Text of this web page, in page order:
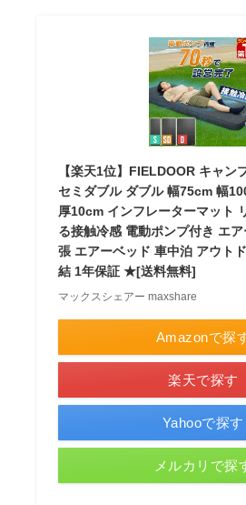
【楽天1位】FIELDOOR キャン
セミダブル ダブル 幅75cm 幅
厚10cm インフレーターマット
る接触冷感 電動ポンプ付き エ
張 エアーベッド 車中泊 アウト
結 1年保証 ★[送料無料]
マックスシェアー maxshare
Amazonで探
楽天で探す
Yahooで探す
メルカリで探